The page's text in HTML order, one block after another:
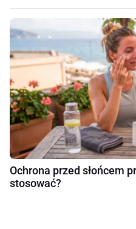
Ochrona przed słońcem
stosować?